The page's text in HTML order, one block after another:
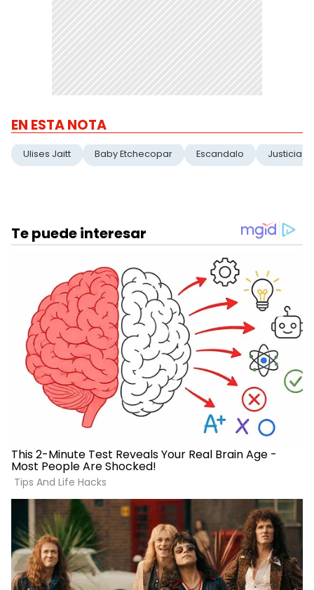
EN ESTA NOTA
Ulises Jaitt Baby Etchecopar Escandalo Justicia